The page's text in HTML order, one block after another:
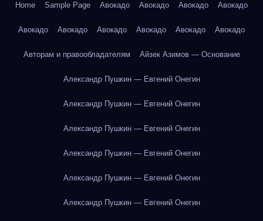
Home Sample Page Авокадо Авокадо Авокадо Авокадо
Авокадо Авокадо Авокадо Авокадо Авокадо Авокадо
Авторам и правообладателям Айзек Азимов — Основание
Александр Пушкин — Евгений Онегин
Александр Пушкин — Евгений Онегин
Александр Пушкин — Евгений Онегин
Александр Пушкин — Евгений Онегин
Александр Пушкин — Евгений Онегин
Александр Пушкин — Евгений Онегин